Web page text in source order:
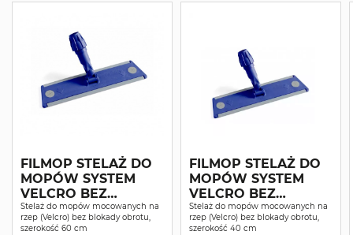
FILMOP STELAŻ DO
MOPÓW SYSTEM
VELCRO BEZ
BLOKADY OBROTU
60CM
Stelaż do mopów mocowanych na
rzep (Velcro) bez blokady obrotu,
szerokość 60 cm
FILMOP STELAŻ DO
MOPÓW SYSTEM
VELCRO BEZ
BLOKADY OBROTU
40CM
Stelaż do mopów mocowanych na
rzep (Velcro) bez blokady obrotu,
szerokość 40 cm